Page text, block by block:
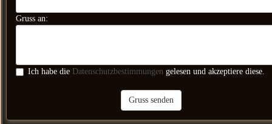
Gruss an:
Ich habe die Datenschutzbestimmungen gelesen und akzeptiere diese.
Gruss senden